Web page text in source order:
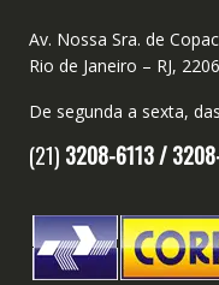
Av. Nossa Sra. de
Rio de Janeiro – RJ,
De segunda a sexta,
(21) 3208-6113 /